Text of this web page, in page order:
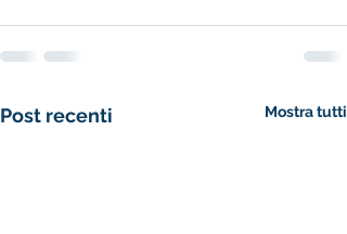
Post recenti Mostra tutti